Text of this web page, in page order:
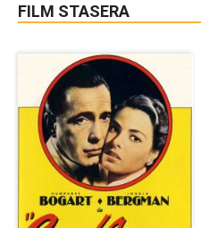
FILM STASERA